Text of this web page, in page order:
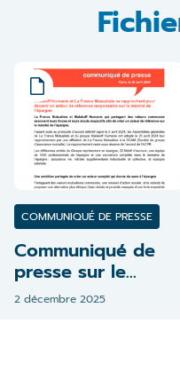
COMMUNIQUÉ DE PRESSE
Communiqué de
presse sur le
rapprochement
2 décembre 2025